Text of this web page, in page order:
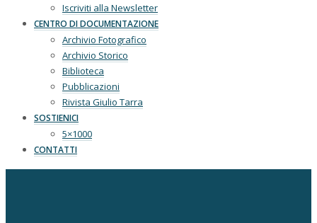
Iscriviti alla Newsletter
CENTRO DI DOCUMENTAZIONE
Archivio Fotografico
Archivio Storico
Biblioteca
Pubblicazioni
Rivista Giulio Tarra
SOSTIENICI
5×1000
CONTATTI